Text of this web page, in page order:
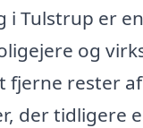
i Tulstrup er
og
fjerne rester
der tidligere